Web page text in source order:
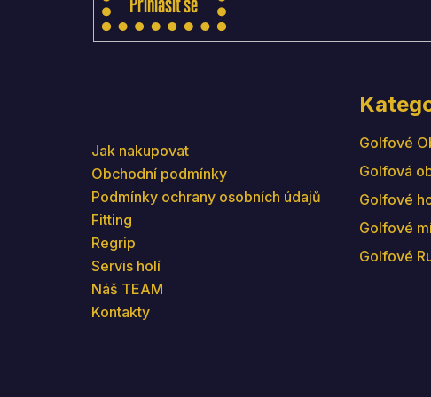
Jak nakupovat
Obchodní podmínky
Podmínky ochrany osobních údajů
Fitting
Regrip
Servis holí
Náš TEAM
Kontakty
Golfové
Golfová
Golfové
Golfové
Golfové